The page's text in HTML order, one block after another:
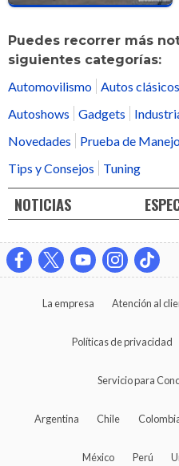
Puedes recorrer más
siguientes categorías:
Automovilismo Autos clásicos
Autoshows
Gadgets
Novedades
Prueba de
Tips y Consejos
Tuning
NOTICIAS
La empresa Atención al
Políticas de privacidad
Servicio para
Argentina Chile
México Perú